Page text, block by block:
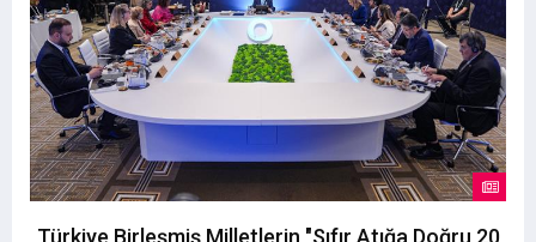
Türkiye Birleşmiş Milletlerin "Sıfır Atığa Doğru 20